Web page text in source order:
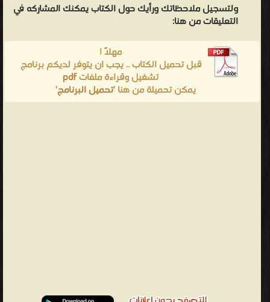
ولتسجيل ملاحظاتك ورأيك حول الكتاب يمكنك المشاركه في
التعليقات من هنا:
مهلاً !
قبل تحميل الكتاب .. يجب ان يتوفر لديكم برنامج
تشغيل وقراءة ملفاتpdf
يمكن تحميلة من هنا 'تحميل البرنامج'